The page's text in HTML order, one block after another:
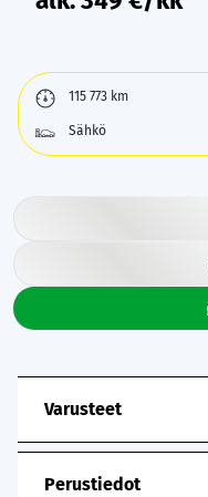
115 773 km
Sähkö
Varusteet
Perustiedot